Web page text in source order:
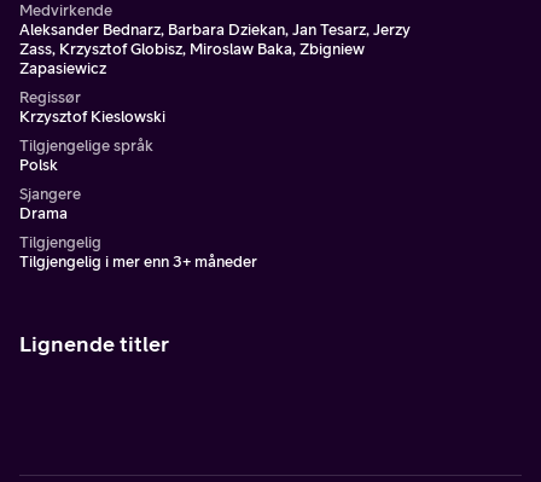
Medvirkende
Aleksander Bednarz, Barbara Dziekan, Jan Tesarz, Jerzy
Zass, Krzysztof Globisz, Miroslaw Baka, Zbigniew
Zapasiewicz
Regissør
Krzysztof Kieslowski
Tilgjengelige språk
Polsk
Sjangere
Drama
Tilgjengelig
Tilgjengelig i mer enn 3+ måneder
Lignende titler